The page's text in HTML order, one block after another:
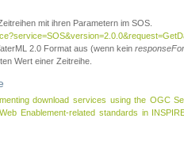
mit ihren Parametern im SOS.
2.0 Format aus (wenn kein
Wert einer Zeitreihe.
download services using the OGC
Enablement-related standards in